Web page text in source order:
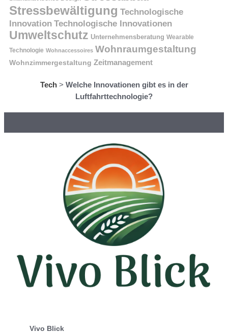
Stressbewältigung Technologische
Innovation Technologische Innovationen
Umweltschutz Unternehmensberatung Wearable
Technologie Wohnaccessoires Wohnraumgestaltung
Wohnzimmergestaltung Zeitmanagement
Tech> Welche Innovationen gibt es in der
Luftfahrttechnologie?
Vivo Blick